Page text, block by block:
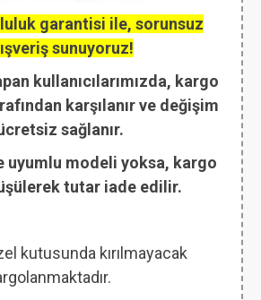
garantisi ile, sorunsuz
sunuyoruz!
kullanıcılarımızda, kargo
karşılanır ve değişim
sağlanır.
uyumlu modeli yoksa, kargo
tutar iade edilir.
kutusunda kırılmayacak